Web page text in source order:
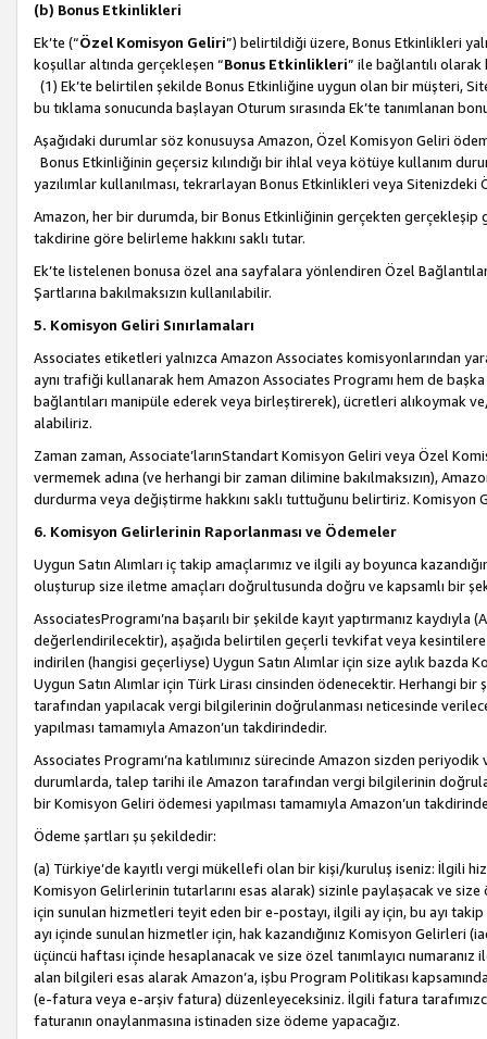
(b) Bonus Etkinlikleri
Ek’te (“Özel Komisyon Geliri”) belirtildiği üzere, Bonus Etkinlikleri
koşullar altında gerçekleşen “Bonus Etkinlikleri” ile bağlantılı olarak
(1) Ek’te belirtilen şekilde Bonus Etkinliğine uygun olan bir müşteri,
bu tıklama sonucunda başlayan Oturum sırasında Ek’te tanımlanan
Aşağıdaki durumlar söz konusuysa Amazon, Özel Komisyon Geliri
Bonus Etkinliğinin geçersiz kılındığı bir ihlal veya kötüye kullanım
yazılımlar kullanılması, tekrarlayan Bonus Etkinlikleri veya
Amazon, her bir durumda, bir Bonus Etkinliğinin gerçekten gerçekleşip
takdirine göre belirleme hakkını saklı tutar.
Ek’te listelenen bonusa özel ana sayfalara yönlendiren Özel
Şartlarına bakılmaksızın kullanılabilir.
5. Komisyon Geliri Sınırlamaları
Associates etiketleri yalnızca Amazon Associates komisyonlarından
aynı trafiği kullanarak hem Amazon Associates Programı hem de
bağlantıları manipüle ederek veya birleştirerek), ücretleri alıkoymak
alabiliriz.
Zaman zaman, Associate’larınStandart Komisyon Geliri veya Özel
vermemek adına (ve herhangi bir zaman dilimine bakılmaksızın),
durdurma veya değiştirme hakkını saklı tuttuğunu belirtiriz. Komisyon
6. Komisyon Gelirlerinin Raporlanması ve Ödemeler
Uygun Satın Alımları iç takip amaçlarımız ve ilgili ay boyunca
oluşturup size iletme amaçları doğrultusunda doğru ve kapsamlı bir
AssociatesProgramı’na başarılı bir şekilde kayıt yaptırmanız
değerlendirilecektir), aşağıda belirtilen geçerli tevkifat veya
indirilen (hangisi geçerliyse) Uygun Satın Alımlar için size aylık
Uygun Satın Alımlar için Türk Lirası cinsinden ödenecektir. Herhangi
tarafından yapılacak vergi bilgilerinin doğrulanması neticesinde
yapılması tamamıyla Amazon’un takdirindedir.
Associates Programı’na katılımınız sürecinde Amazon sizden
durumlarda, talep tarihi ile Amazon tarafından vergi bilgilerinin
bir Komisyon Geliri ödemesi yapılması tamamıyla Amazon’un
Ödeme şartları şu şekildedir:
(a) Türkiye’de kayıtlı vergi mükellefi olan bir kişi/kuruluş iseniz: İlgili
Komisyon Gelirlerinin tutarlarını esas alarak) sizinle paylaşacak ve
için sunulan hizmetleri teyit eden bir e-postayı, ilgili ay için, bu ayı
ayı içinde sunulan hizmetler için, hak kazandığınız Komisyon Gelirleri
üçüncü haftası içinde hesaplanacak ve size özel tanımlayıcı
alan bilgileri esas alarak Amazon’a, işbu Program Politikası
(e-fatura veya e-arşiv fatura) düzenleyeceksiniz. İlgili fatura
faturanın onaylanmasına istinaden size ödeme yapacağız.